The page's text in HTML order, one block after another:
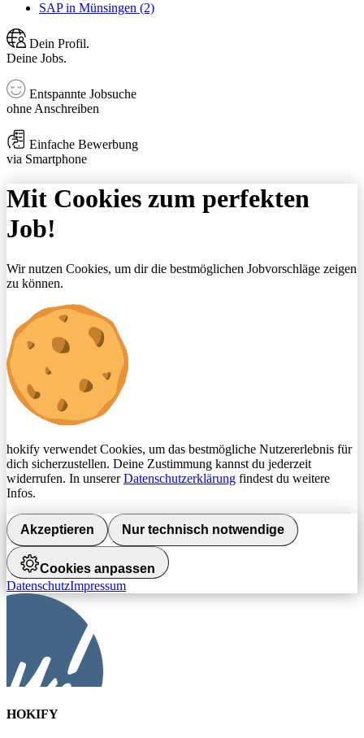
SAP in Münsingen (2)
Dein Profil.
Deine Jobs.
Entspannte Jobsuche
ohne Anschreiben
Einfache Bewerbung
via Smartphone
Mit Cookies zum perfekten
Job!
Wir nutzen Cookies, um dir die bestmöglichen Jobvorschläge zeigen
zu können.
hokify verwendet Cookies, um das bestmögliche Nutzererlebnis für
dich sicherzustellen. Deine Zustimmung kannst du jederzeit
widerrufen. In unsererDatenschutzerklärung findest du weitere
Infos.
Akzeptieren Nur technisch notwendige
Cookies anpassen
DatenschutzImpressum
HOKIFY